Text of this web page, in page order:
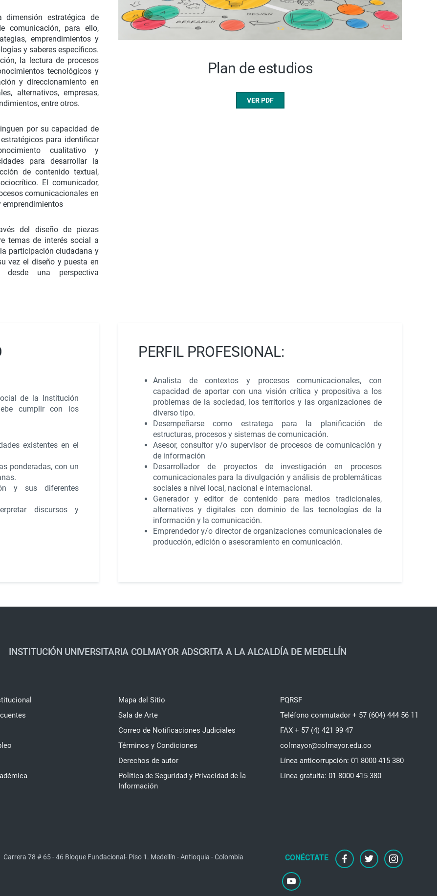
estratégica de
comunicación, para ello,
emprendimientos y
y saberes específicos.
la lectura de procesos
tecnológicos y
y direccionamiento en
alternativos, empresas,
entre otros.
por su capacidad de
para identificar
cualitativo y
para desarrollar la
de contenido textual,
El comunicador,
comunicacionales en
emprendimientos
del diseño de piezas
temas de interés social a
participación ciudadana y
vez el diseño y puesta en
desde una perspectiva
Plan de estudios
VER PDF
de la Institución
cumplir con los
existentes en el
ponderadas, con un
y sus diferentes
discursos y
PERFIL PROFESIONAL:
Analista de contextos y procesos comunicacionales, con
capacidad de aportar con una visión crítica y propositiva a los
problemas de la sociedad, los territorios y las organizaciones de
diverso tipo.
Desempeñarse como estratega para la planificación de
estructuras, procesos y sistemas de comunicación.
Asesor, consultor y/o supervisor de procesos de comunicación y
de información
Desarrollador de proyectos de investigación en procesos
comunicacionales para la divulgación y análisis de problemáticas
sociales a nivel local, nacional e internacional.
Generador y editor de contenido para medios tradicionales,
alternativos y digitales con dominio de las tecnologías de la
información y la comunicación.
Emprendedor y/o director de organizaciones comunicacionales de
producción, edición o asesoramiento en comunicación.
INSTITUCIÓN UNIVERSITARIA COLMAYOR ADSCRITA A LA ALCALDÍA DE MEDELLÍN
Mapa del Sitio
Sala de Arte
Correo de Notificaciones Judiciales
Términos y Condiciones
Derechos de autor
Política de Seguridad y Privacidad de la
Información
PQRSF
Teléfono conmutador + 57 (604) 444 56 11
FAX + 57 (4) 421 99 47
colmayor@colmayor.edu.co
Línea anticorrupción: 01 8000 415 380
Línea gratuita: 01 8000 415 380
Carrera 78 # 65 - 46 Bloque Fundacional- Piso 1. Medellín - Antioquia - Colombia facebooktwitter instagram
youtube